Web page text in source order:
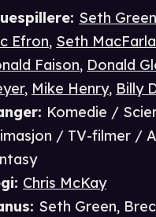
: Seth Green
Efron, Seth
Faison, Donald
, Mike Henry, Billy
: Komedie /
/ TV-filmer /
: Chris McKay
: Seth Green,